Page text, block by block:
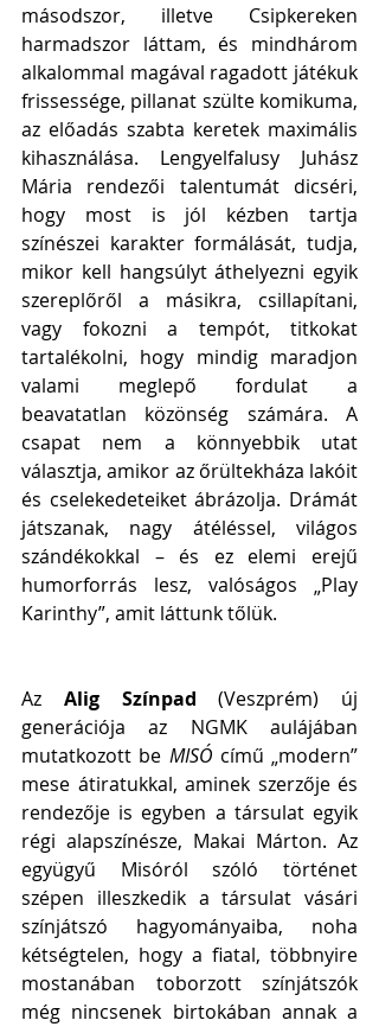
másodszor, illetve Csipkereken
harmadszor láttam, és mindhárom
alkalommal magával ragadott játékuk
frissessége, pillanat szülte komikuma,
az előadás szabta keretek maximális
kihasználása. Lengyelfalusy Juhász
Mária rendezői talentumát dicséri,
hogy most is jól kézben tartja
színészei karakter formálását, tudja,
mikor kell hangsúlyt áthelyezni egyik
szereplőről a másikra, csillapítani,
vagy fokozni a tempót, titkokat
tartalékolni, hogy mindig maradjon
valami meglepő fordulat a
beavatatlan közönség számára. A
csapat nem a könnyebbik utat
választja, amikor az őrültekháza lakóit
és cselekedeteiket ábrázolja. Drámát
játszanak, nagy átéléssel, világos
szándékokkal – és ez elemi erejű
humorforrás lesz, valóságos „Play
Karinthy”, amit láttunk tőlük.
Az Alig Színpad (Veszprém) új
generációja az NGMK aulájában
mutatkozott be MISÓ című „modern”
mese átiratukkal, aminek szerzője és
rendezője is egyben a társulat egyik
régi alapszínésze, Makai Márton. Az
együgyű Misóról szóló történet
szépen illeszkedik a társulat vásári
színjátszó hagyományaiba, noha
kétségtelen, hogy a fiatal, többnyire
mostanában toborzott színjátszók
még nincsenek birtokában annak a